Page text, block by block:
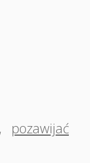
, pozawijać